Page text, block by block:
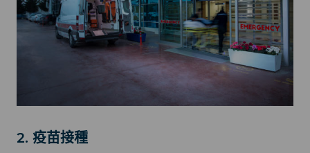
2. 疫苗接種